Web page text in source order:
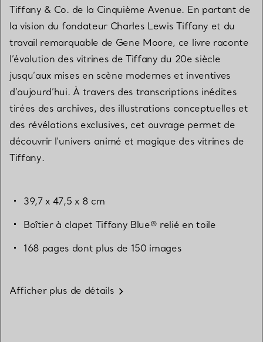
Tiffany & Co. de la Cinquième Avenue. En partant de
la vision du fondateur Charles Lewis Tiffany et du
travail remarquable de Gene Moore, ce livre raconte
l’évolution des vitrines de Tiffany du 20e siècle
jusqu’aux mises en scène modernes et inventives
d’aujourd’hui. À travers des transcriptions inédites
tirées des archives, des illustrations conceptuelles et
des révélations exclusives, cet ouvrage permet de
découvrir l’univers animé et magique des vitrines de
Tiffany.
39,7 x 47,5 x 8 cm
Boîtier à clapet Tiffany Blue® relié en toile
168 pages dont plus de 150 images
Afficher plus de détails